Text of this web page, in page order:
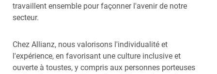
travaillent ensemble pour façonner l'avenir de notre
secteur.
Chez Allianz, nous valorisons l'individualité et
l'expérience, en favorisant une culture inclusive et
ouverte à toustes, y compris aux personnes porteuses